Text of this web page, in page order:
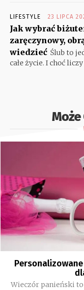
LIFESTYLE 23 LIPCA
Jak wybrać
zaręczynowy,
wiedzieć Ślub to
całe życie. I choć
Wieczór panieński